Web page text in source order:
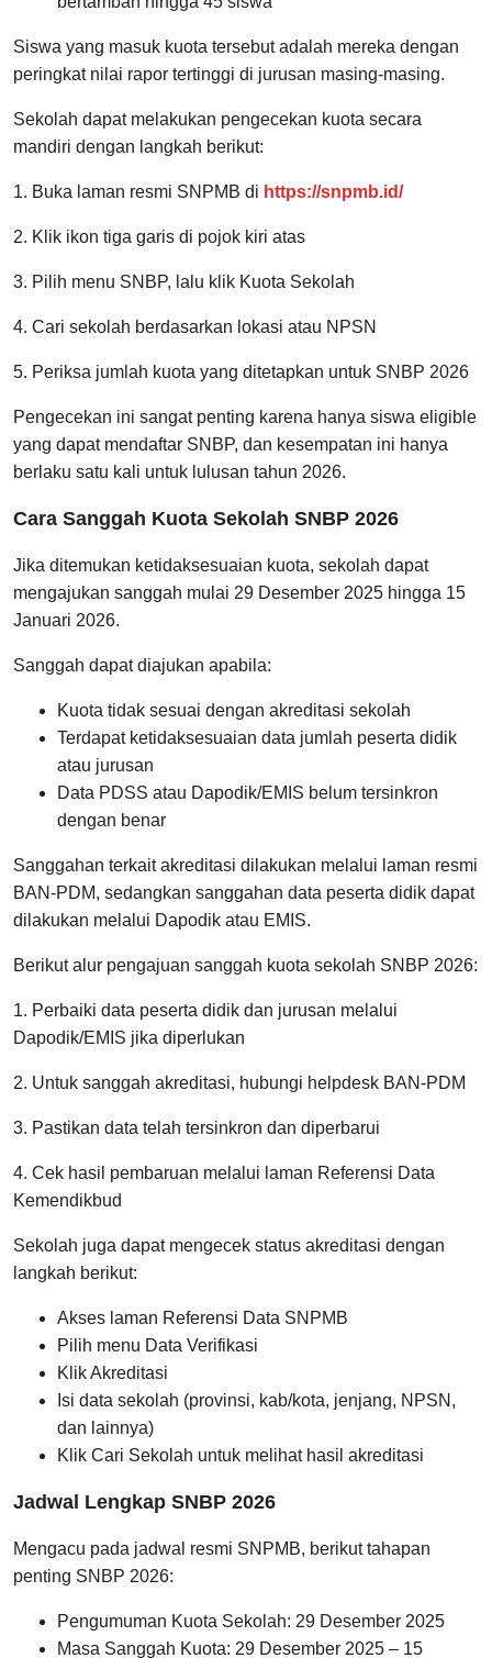
Siswa yang masuk kuota tersebut adalah mereka dengan
peringkat nilai rapor tertinggi di jurusan masing-masing.
Sekolah dapat melakukan pengecekan kuota secara
mandiri dengan langkah berikut:
1. Buka laman resmi SNPMB di https://snpmb.id/
2. Klik ikon tiga garis di pojok kiri atas
3. Pilih menu SNBP, lalu klik Kuota Sekolah
4. Cari sekolah berdasarkan lokasi atau NPSN
5. Periksa jumlah kuota yang ditetapkan untuk SNBP 2026
Pengecekan ini sangat penting karena hanya siswa eligible
yang dapat mendaftar SNBP, dan kesempatan ini hanya
berlaku satu kali untuk lulusan tahun 2026.
Cara Sanggah Kuota Sekolah SNBP 2026
Jika ditemukan ketidaksesuaian kuota, sekolah dapat
mengajukan sanggah mulai 29 Desember 2025 hingga 15
Januari 2026.
Sanggah dapat diajukan apabila:
Kuota tidak sesuai dengan akreditasi sekolah
Terdapat ketidaksesuaian data jumlah peserta didik
atau jurusan
Data PDSS atau Dapodik/EMIS belum tersinkron
dengan benar
Sanggahan terkait akreditasi dilakukan melalui laman resmi
BAN-PDM, sedangkan sanggahan data peserta didik dapat
dilakukan melalui Dapodik atau EMIS.
Berikut alur pengajuan sanggah kuota sekolah SNBP 2026:
1. Perbaiki data peserta didik dan jurusan melalui
Dapodik/EMIS jika diperlukan
2. Untuk sanggah akreditasi, hubungi helpdesk BAN-PDM
3. Pastikan data telah tersinkron dan diperbarui
4. Cek hasil pembaruan melalui laman Referensi Data
Kemendikbud
Sekolah juga dapat mengecek status akreditasi dengan
langkah berikut:
Akses laman Referensi Data SNPMB
Pilih menu Data Verifikasi
Klik Akreditasi
Isi data sekolah (provinsi, kab/kota, jenjang, NPSN,
dan lainnya)
Klik Cari Sekolah untuk melihat hasil akreditasi
Jadwal Lengkap SNBP 2026
Mengacu pada jadwal resmi SNPMB, berikut tahapan
penting SNBP 2026:
Pengumuman Kuota Sekolah: 29 Desember 2025
Masa Sanggah Kuota: 29 Desember 2025 – 15